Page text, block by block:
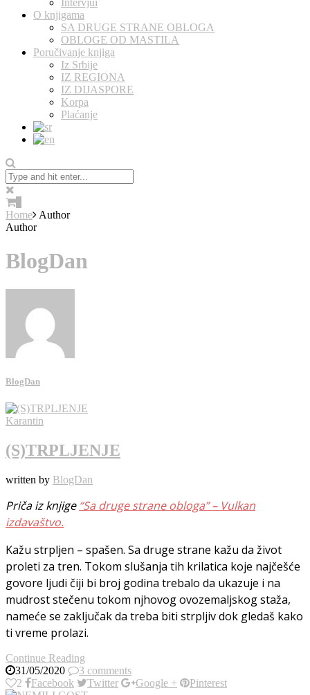
O knjigama
SA DRUGE STRANE OBLOGA
OBLOGE OD MASTILA
Poručivanje knjiga
Iz Srbije
IZ REGIONA
IZ DIJASPORE
Korpa
Plaćanje
Home Author
Author
BlogDan
BlogDan
Karantin
(S)TRPLJENJE
written by BlogDan
Priča iz knjige “Sa druge strane obloga” – Vulkan
izdavaštvo.
Kažu strpljen – spašen. Sa druge strane kažu da život
proleti za tren. Tokom slušanja tih krilatica koje najčešće
govore ljudi čiji bi broj godina trebalo da ukazuje i na
mudrost stečenu tokom njhovog ovozemaljskog staža,
nameće se zaključak da treba biti strpljiv dok gledaš kako
ti vreme prolazi.
Continue Reading
31/05/2020
3 comments
2
Facebook Twitter Google + Pinterest